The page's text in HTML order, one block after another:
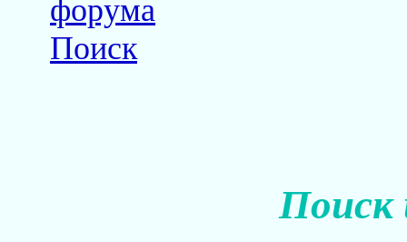
форума
Поиск
Поиск